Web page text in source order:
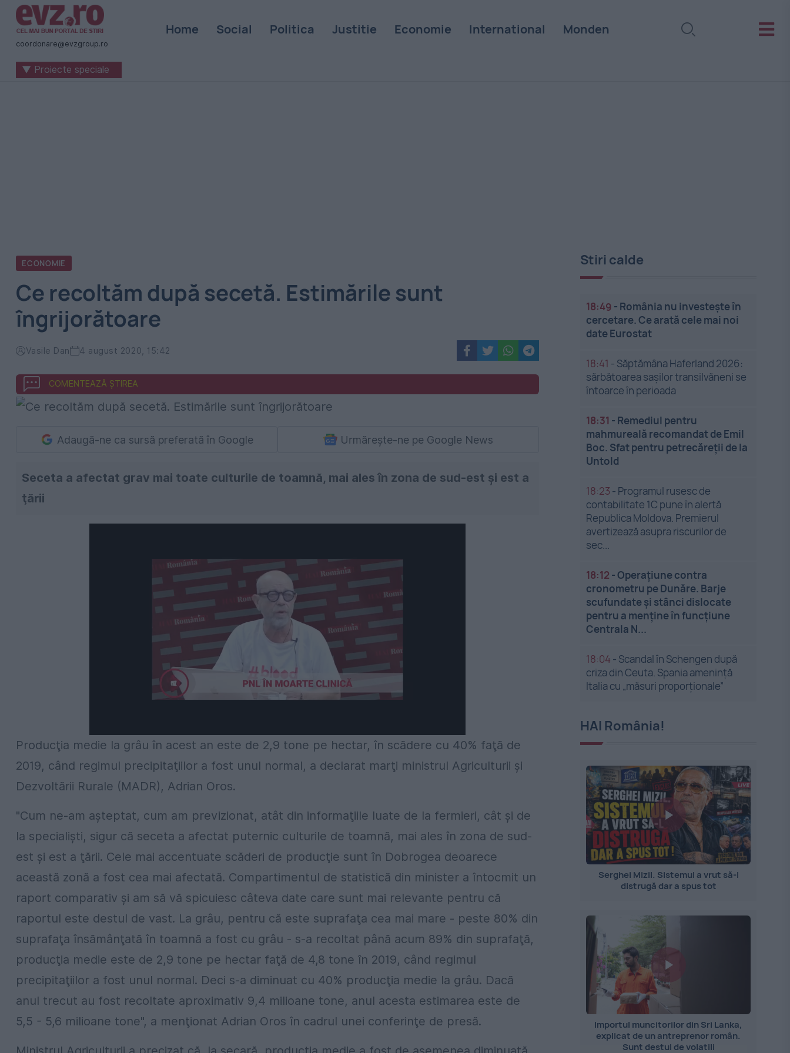
Știri
naționale
internaționale
coordonare@evzgroup.ro
Home Social Politica Justitie Economie International Monden
▼ Proiecte speciale
ECONOMIE
Ce recoltăm după secetă. Estimările sunt
îngrijorătoare
Vasile Dan 4 august 2020, 15:42
COMENTEAZĂ ȘTIREA
Adaugă-ne ca sursă preferată în Google Urmărește-ne pe Google News
Seceta a afectat grav mai toate culturile de toamnă, mai ales în zona de sud-est şi est a
ţării
Producţia medie la grâu în acest an este de 2,9 tone pe hectar, în scădere cu 40% faţă de
2019, când regimul precipitaţiilor a fost unul normal, a declarat marţi ministrul Agriculturii şi
Dezvoltării Rurale (MADR), Adrian Oros.
"Cum ne-am aşteptat, cum am previzionat, atât din informaţiile luate de la fermieri, cât şi de
la specialişti, sigur că seceta a afectat puternic culturile de toamnă, mai ales în zona de sud-
est şi est a ţării. Cele mai accentuate scăderi de producţie sunt în Dobrogea deoarece
această zonă a fost cea mai afectată. Compartimentul de statistică din minister a întocmit un
raport comparativ şi am să vă spicuiesc câteva date care sunt mai relevante pentru că
raportul este destul de vast. La grâu, pentru că este suprafaţa cea mai mare - peste 80% din
suprafaţa însămânţată în toamnă a fost cu grâu - s-a recoltat până acum 89% din suprafaţă,
producţia medie este de 2,9 tone pe hectar faţă de 4,8 tone în 2019, când regimul
precipitaţiilor a fost unul normal. Deci s-a diminuat cu 40% producţia medie la grâu. Dacă
anul trecut au fost recoltate aproximativ 9,4 milioane tone, anul acesta estimarea este de
5,5 - 5,6 milioane tone", a menţionat Adrian Oros în cadrul unei conferinţe de presă.
Stiri calde
18:49 - România nu investește în
cercetare. Ce arată cele mai noi
date Eurostat
18:41 - Săptămâna Haferland 2026:
sărbătoarea sașilor transilvăneni se
întoarce în perioada
18:31 - Remediul pentru
mahmureală recomandat de Emil
Boc. Sfat pentru petrecăreții de la
Untold
18:23 - Programul rusesc de
contabilitate 1C pune în alertă
Republica Moldova. Premierul
avertizează asupra riscurilor de
sec...
18:12 -Operațiune contra
cronometru pe Dunăre. Barje
scufundate și stânci dislocate
pentru a menține în funcțiune
Centrala N...
18:04 - Scandal în Schengen după
criza din Ceuta. Spania amenință
Italia cu „măsuri proporționale”
HAI România!
Serghei Mizil. Sistemul a vrut să-l
distrugă dar a spus tot
Importul muncitorilor din Sri Lanka,
explicat de un antreprenor român.
Sunt destul de volatili